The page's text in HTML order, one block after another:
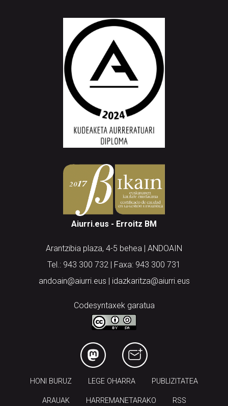
Aiurri.eus - Erroitz BM
Arantzibia plaza, 4-5 behea | ANDOAIN
Tel.: 943 300 732 | Faxa: 943 300 731
andoain@aiurri.eus | idazkaritza@aiurri.eus
Codesyntaxek garatua
HONI BURUZ LEGE OHARRA PUBLIZITATEA
ARAUAK HARREMANETARAKO RSS